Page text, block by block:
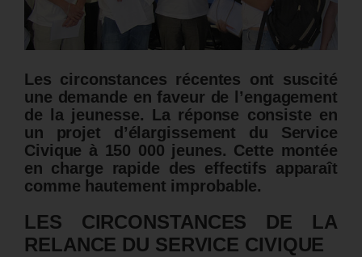
Les circonstances récentes ont suscité
une demande en faveur de l’engagement
de la jeunesse. La réponse consiste en
un projet d’élargissement du Service
Civique à 150 000 jeunes. Cette montée
en charge rapide des effectifs apparaît
comme hautement improbable.
LES CIRCONSTANCES DE LA
RELANCE DU SERVICE CIVIQUE